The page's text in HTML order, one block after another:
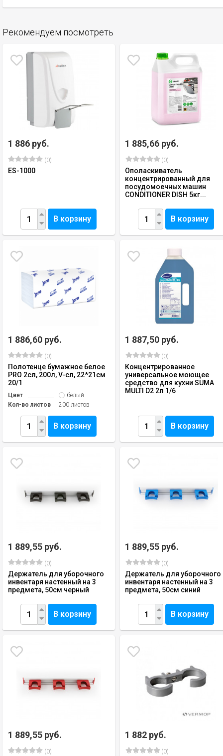
Рекомендуем посмотреть
1 886 руб.
(0)
ES-1000
В корзину
1 885,66 руб.
(0)
Ополаскиватель
концентрированный для
посудомоечных машин
CONDITIONER DISH 5кг...
В корзину
1 886,60 руб.
(0)
Полотенце бумажное белое
PRO 2сл, 200л, V-сл, 22*21см
20/1
Цвет
белый
Кол-во листов
200 листов
В корзину
1 887,50 руб.
(0)
Концентрированное
универсальное моющее
средство для кухни SUMA
MULTI D2 2л 1/6
В корзину
1 889,55 руб.
(0)
Держатель для уборочного
инвентаря настенный на 3
предмета, 50см черный
В корзину
1 889,55 руб.
(0)
Держатель для уборочного
инвентаря настенный на 3
предмета, 50см синий
В корзину
1 889,55 руб.
(0)
1 882 руб.
(0)